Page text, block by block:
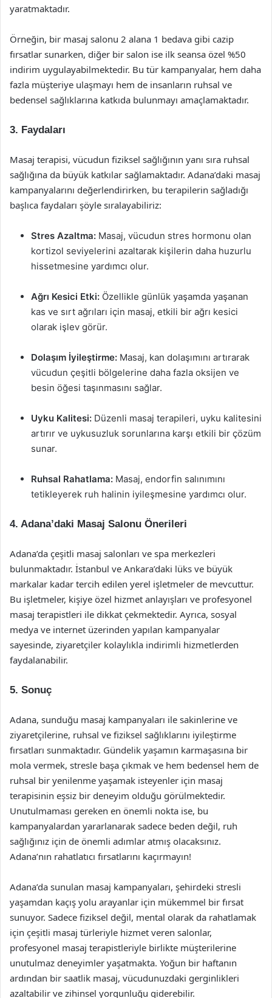
yaratmaktadır.
Örneğin, bir masaj salonu 2 alana 1 bedava gibi cazip
fırsatlar sunarken, diğer bir salon ise ilk seansa özel %50
indirim uygulayabilmektedir. Bu tür kampanyalar, hem daha
fazla müşteriye ulaşmayı hem de insanların ruhsal ve
bedensel sağlıklarına katkıda bulunmayı amaçlamaktadır.
3. Faydaları
Masaj terapisi, vücudun fiziksel sağlığının yanı sıra ruhsal
sağlığına da büyük katkılar sağlamaktadır. Adana’daki masaj
kampanyalarını değerlendirirken, bu terapilerin sağladığı
başlıca faydaları şöyle sıralayabiliriz:
Stres Azaltma: Masaj, vücudun stres hormonu olan
kortizol seviyelerini azaltarak kişilerin daha huzurlu
hissetmesine yardımcı olur.
Ağrı Kesici Etki: Özellikle günlük yaşamda yaşanan
kas ve sırt ağrıları için masaj, etkili bir ağrı kesici
olarak işlev görür.
Dolaşım İyileştirme: Masaj, kan dolaşımını artırarak
vücudun çeşitli bölgelerine daha fazla oksijen ve
besin öğesi taşınmasını sağlar.
Uyku Kalitesi: Düzenli masaj terapileri, uyku kalitesini
artırır ve uykusuzluk sorunlarına karşı etkili bir çözüm
sunar.
Ruhsal Rahatlama: Masaj, endorfin salınımını
tetikleyerek ruh halinin iyileşmesine yardımcı olur.
4. Adana’daki Masaj Salonu Önerileri
Adana’da çeşitli masaj salonları ve spa merkezleri
bulunmaktadır. İstanbul ve Ankara’daki lüks ve büyük
markalar kadar tercih edilen yerel işletmeler de mevcuttur.
Bu işletmeler, kişiye özel hizmet anlayışları ve profesyonel
masaj terapistleri ile dikkat çekmektedir. Ayrıca, sosyal
medya ve internet üzerinden yapılan kampanyalar
sayesinde, ziyaretçiler kolaylıkla indirimli hizmetlerden
faydalanabilir.
5. Sonuç
Adana, sunduğu masaj kampanyaları ile sakinlerine ve
ziyaretçilerine, ruhsal ve fiziksel sağlıklarını iyileştirme
fırsatları sunmaktadır. Gündelik yaşamın karmaşasına bir
mola vermek, stresle başa çıkmak ve hem bedensel hem de
ruhsal bir yenilenme yaşamak isteyenler için masaj
terapisinin eşsiz bir deneyim olduğu görülmektedir.
Unutulmaması gereken en önemli nokta ise, bu
kampanyalardan yararlanarak sadece beden değil, ruh
sağlığınız için de önemli adımlar atmış olacaksınız.
Adana’nın rahatlatıcı fırsatlarını kaçırmayın!
Adana’da sunulan masaj kampanyaları, şehirdeki stresli
yaşamdan kaçış yolu arayanlar için mükemmel bir fırsat
sunuyor. Sadece fiziksel değil, mental olarak da rahatlamak
için çeşitli masaj türleriyle hizmet veren salonlar,
profesyonel masaj terapistleriyle birlikte müşterilerine
unutulmaz deneyimler yaşatmakta. Yoğun bir haftanın
ardından bir saatlik masaj, vücudunuzdaki gerginlikleri
azaltabilir ve zihinsel yorgunluğu giderebilir.